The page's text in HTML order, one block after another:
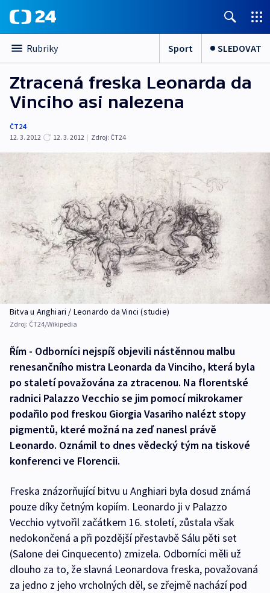
Rubriky Sport SLEDOVAT
Ztracená freska Leonarda da
Vinciho asi nalezena
ČT24
12. 3. 2012
12. 3. 2012 | Zdroj: ČT24
Bitva u Anghiari / Leonardo da Vinci (studie)
Zdroj: ČT24/Wikipedia
Řím - Odborníci nejspíš objevili nástěnnou malbu
renesančního mistra Leonarda da Vinciho, která byla
po staletí považována za ztracenou. Na florentské
radnici Palazzo Vecchio se jim pomocí mikrokamer
podařilo pod freskou Giorgia Vasariho nalézt stopy
pigmentů, které možná na zeď nanesl právě
Leonardo. Oznámil to dnes vědecký tým na tiskové
konferenci ve Florencii.
Freska znázorňující bitvu u Anghiari byla dosud známá
pouze díky četným kopiím. Leonardo ji v Palazzo
Vecchio vytvořil začátkem 16. století, zůstala však
nedokončená a při pozdější přestavbě Sálu pěti set
(Salone dei Cinquecento) zmizela. Odborníci měli už
dlouho za to, že slavná Leonardova freska, považovaná
za jedno z jeho vrcholných děl, se zřejmě nachází pod